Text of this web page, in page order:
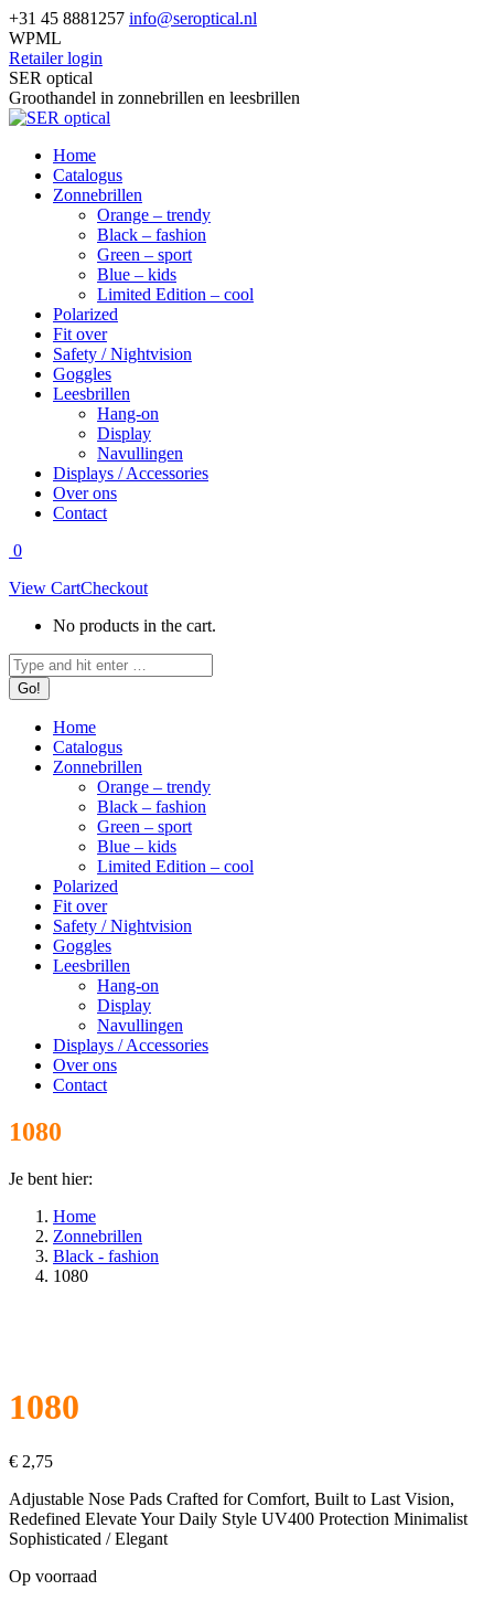
Skip
to
content
+31 45 8881257 info@seroptical.nl
WPML
Retailer login
Facebook
page
opens
new
window
SER optical
Groothandel in zonnebrillen en leesbrillen
Home
Catalogus
Zonnebrillen
Orange – trendy
Black – fashion
Green – sport
Blue – kids
Limited Edition – cool
Polarized
Fit over
Safety / Nightvision
Goggles
Leesbrillen
Hang-on
Display
Navullingen
Displays / Accessories
Over ons
Contact
0
View CartCheckout
No products in the cart.
Search:
Home
Catalogus
Zonnebrillen
Orange – trendy
Black – fashion
Green – sport
Blue – kids
Limited Edition – cool
Polarized
Fit over
Safety / Nightvision
Goggles
Leesbrillen
Hang-on
Display
Navullingen
Displays / Accessories
Over ons
Contact
1080
Je bent hier:
Home
Zonnebrillen
Black - fashion
1080
1080
€ 2,75
Adjustable Nose Pads Crafted for Comfort, Built to Last Vision,
Redefined Elevate Your Daily Style UV400 Protection Minimalist
Sophisticated / Elegant
Op voorraad